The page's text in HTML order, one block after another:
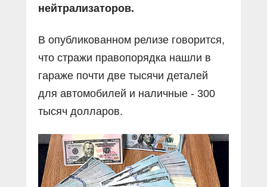
нейтрализаторов.
В опубликованном релизе говорится,
что стражи правопорядка нашли в
гараже почти две тысячи деталей
для автомобилей и наличные - 300
тысяч долларов.